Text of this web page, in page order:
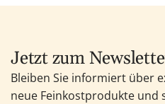
Jetzt zum
Bleiben Sie informiert über
neue Feinkostprodukte und